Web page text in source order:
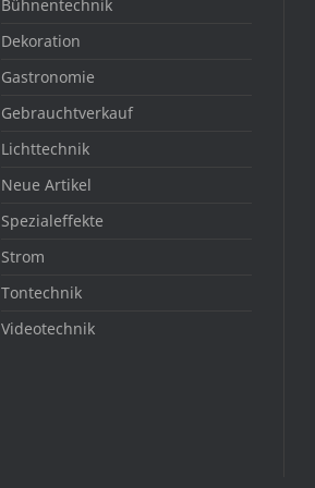
Bühnentechnik
Dekoration
Gastronomie
Gebrauchtverkauf
Lichttechnik
Neue Artikel
Spezialeffekte
Strom
Tontechnik
Videotechnik